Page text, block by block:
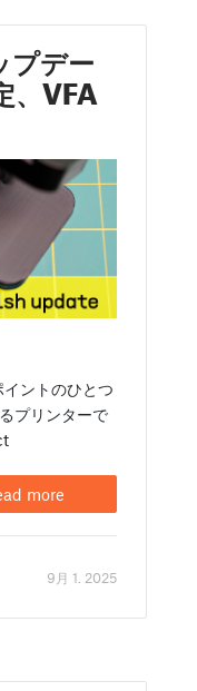
デー
、VFA
ントのひとつ
プリンターで
more
9月 1. 2025